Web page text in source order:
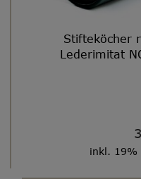
Stifteköcher
Lederimitat
inkl. 19%